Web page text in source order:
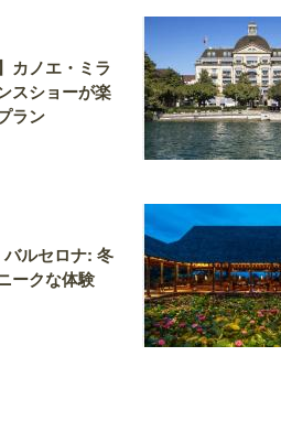
カノエ・ミラ
スショーが楽
ラン
ルセロナ: 冬
ークな体験